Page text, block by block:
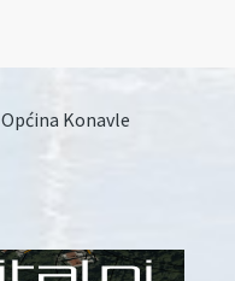
Općina Konavle